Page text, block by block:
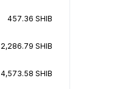
457.36 SHIB
2,286.79 SHIB
4,573.58 SHIB